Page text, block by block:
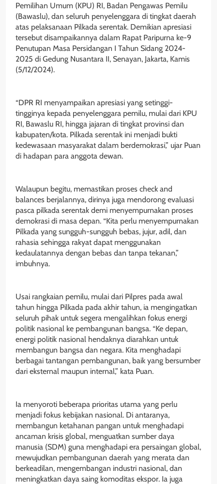
Pemilihan Umum (KPU) RI, Badan Pengawas Pemilu
(Bawaslu), dan seluruh penyelenggara di tingkat daerah
atas pelaksanaan Pilkada serentak. Demikian apresiasi
tersebut disampaikannya dalam Rapat Paripurna ke-9
Penutupan Masa Persidangan I Tahun Sidang 2024-
2025 di Gedung Nusantara II, Senayan, Jakarta, Kamis
(5/12/2024).
“DPR RI menyampaikan apresiasi yang setinggi-
tingginya kepada penyelenggara pemilu, mulai dari KPU
RI, Bawaslu RI, hingga jajaran di tingkat provinsi dan
kabupaten/kota. Pilkada serentak ini menjadi bukti
kedewasaan masyarakat dalam berdemokrasi,” ujar Puan
di hadapan para anggota dewan.
Walaupun begitu, memastikan proses check and
balances berjalannya, dirinya juga mendorong evaluasi
pasca pilkada serentak demi menyempurnakan proses
demokrasi di masa depan. “Kita perlu menyempurnakan
Pilkada yang sungguh-sungguh bebas, jujur, adil, dan
rahasia sehingga rakyat dapat menggunakan
kedaulatannya dengan bebas dan tanpa tekanan,”
imbuhnya.
Usai rangkaian pemilu, mulai dari Pilpres pada awal
tahun hingga Pilkada pada akhir tahun, ia mengingatkan
seluruh pihak untuk segera mengalihkan fokus energi
politik nasional ke pembangunan bangsa. “Ke depan,
energi politik nasional hendaknya diarahkan untuk
membangun bangsa dan negara. Kita menghadapi
berbagai tantangan pembangunan, baik yang bersumber
dari eksternal maupun internal,” kata Puan.
Ia menyoroti beberapa prioritas utama yang perlu
menjadi fokus kebijakan nasional. Di antaranya,
membangun ketahanan pangan untuk menghadapi
ancaman krisis global, menguatkan sumber daya
manusia (SDM) guna menghadapi era persaingan global,
mewujudkan pembangunan daerah yang merata dan
berkeadilan, mengembangan industri nasional, dan
meningkatkan daya saing komoditas ekspor. Ia juga